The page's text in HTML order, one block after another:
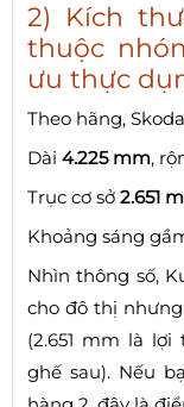
2) Kích
thuộc
ưu thực
Theo hãng,
Dài 4.225 mm,
Trục cơ sở 2.651
Khoảng sáng
Nhìn thông số,
cho đô thị
(2.651 mm là
ghế sau). Nếu